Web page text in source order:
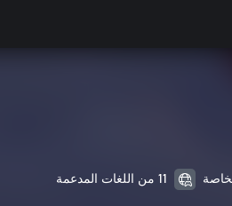
11 من اللغات المدعمة